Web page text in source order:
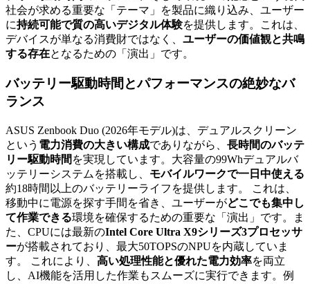
社会が求める重要な「テーマ」を製品に織り込み、ユーザー
に持続可能で質の高いデジタル体験を提供します。これは、
デバイスが単なる消費財ではなく、 ユーザーの価値観と共鳴
する存在となるための「演出」です。
バッテリー駆動時間 とパフォーマンスの絶妙なバ
ランス
ASUS Zenbook Duo (2026年モデル)は、デュアルスクリーン
という 電力消費の大きい構成でありながら、 長時間のバッテ
リー駆動時間 を実現しています。大容量の99Whデュアルバ
ッテリーシステムを搭載し、 モバイルワークで一日中使える
約18時間以上のバッテリーライフを提供します。 これは、
移動中に電源を探す手間を省き、ユーザーがどこでも集中し
て作業できる環境を確保するための重要な「演出」です。ま
た、CPUには最新のIntel Core Ultra X9シリーズ3プロセッサ
ーが搭載されており、最大50TOPSのNPUを内蔵していま
す。 これにより、 高い処理性能と優れた電力効率を両立
し、AI機能を活用した作業もスムーズに実行できます。例